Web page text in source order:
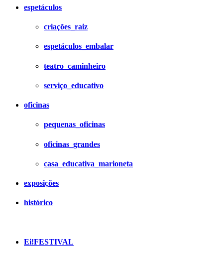
espetáculos
criações_raiz
espetáculos_embalar
teatro_caminheiro
serviço_educativo
oficinas
pequenas_oficinas
oficinas_grandes
casa_educativa_marioneta
exposições
histórico
Ei!FESTIVAL